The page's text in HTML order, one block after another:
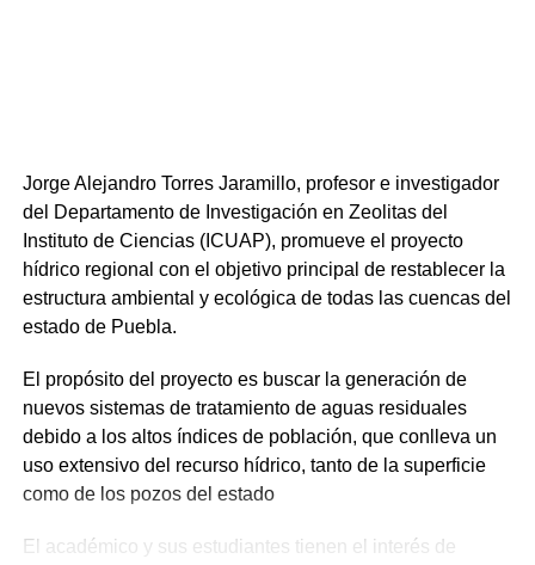
Jorge Alejandro Torres Jaramillo, profesor e investigador
del Departamento de Investigación en Zeolitas del
Instituto de Ciencias (ICUAP), promueve el proyecto
hídrico regional con el objetivo principal de restablecer la
estructura ambiental y ecológica de todas las cuencas del
estado de Puebla.
El propósito del proyecto es buscar la generación de
nuevos sistemas de tratamiento de aguas residuales
debido a los altos índices de población, que conlleva un
uso extensivo del recurso hídrico, tanto de la superficie
como de los pozos del estado
El académico y sus estudiantes tienen el interés de